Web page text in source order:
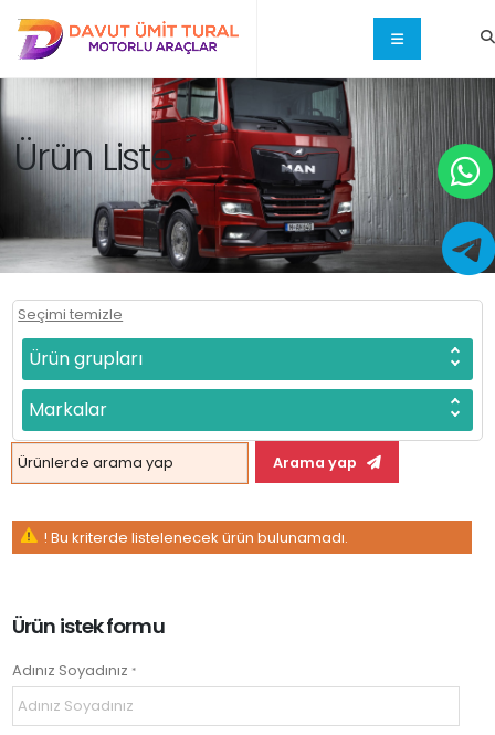
Ürün Liste
Seçimi temizle
Ürün grupları
Markalar
Arama yap
! Bu kriterde listelenecek ürün bulunamadı.
Ürün istek formu
Adınız Soyadınız *